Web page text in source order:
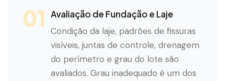
01 Avaliação de Fundação e Laje
Condição da laje, padrões de fissuras
visíveis, juntas de controle, drenagem
do perímetro e grau do lote são
avaliados. Grau inadequado é um dos